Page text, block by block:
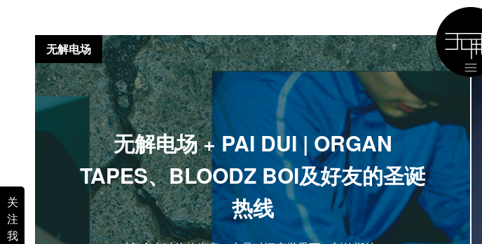
关
注
我
无解电场 + PAI DUI | ORGAN
TAPES、BLOODZ BOI及好友的圣诞
热线
无解电场